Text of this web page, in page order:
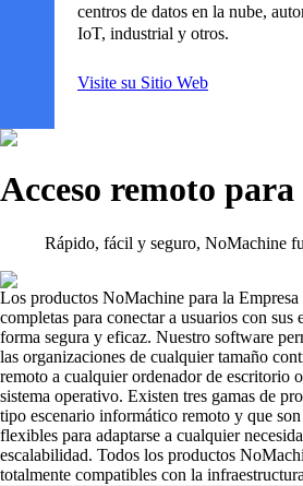
centros de datos en la nube,
IoT, industrial y otros.
Visite su Sitio Web
Acceso remoto
Rápido, fácil y seguro, NoMachine
Los productos NoMachine para la Empresa
completas para conectar a usuarios con sus
forma segura y eficaz. Nuestro software
las organizaciones de cualquier tamaño
remoto a cualquier ordenador de escritorio
sistema operativo. Existen tres gamas de
tipo escenario informático remoto y que
flexibles para adaptarse a cualquier
escalabilidad. Todos los productos
totalmente compatibles con la